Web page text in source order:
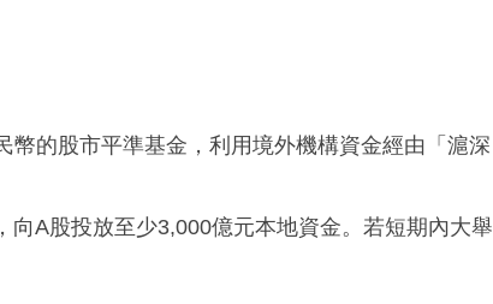
的股市平準基金，利用境外機構資金經由「滬深
A股投放至少3,000億元本地資金。若短期內大舉